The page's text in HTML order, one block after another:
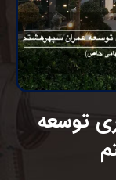
توسعه